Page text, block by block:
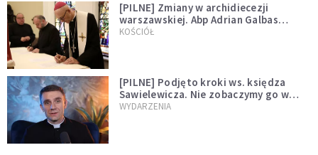
[PILNE] Zmiany w archidiecezji
warszawskiej. Abp Adrian Galbas
wręczył dekrety nowym proboszczom
KOŚCIÓŁ
[PILNE] Podjęto kroki ws. księdza
Sawielewicza. Nie zobaczymy go w
mediach
WYDARZENIA